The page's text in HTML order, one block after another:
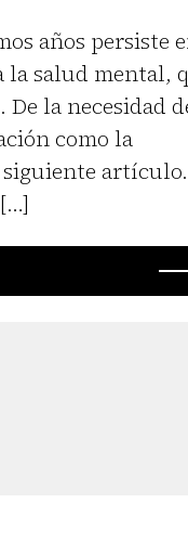
años persiste
la salud mental,
la necesidad
como la
siguiente artículo.